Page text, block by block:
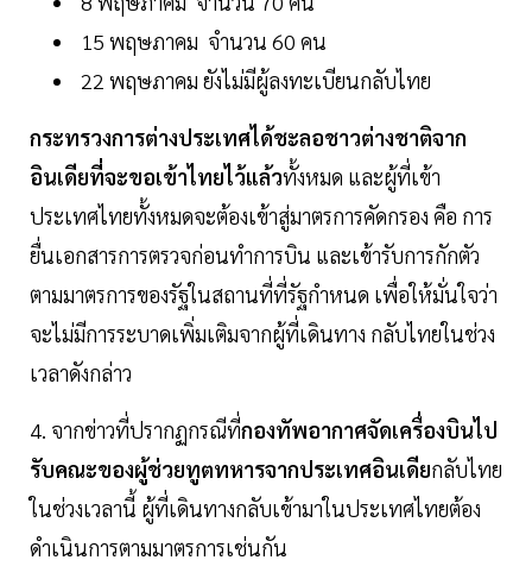
15 พฤษภาคม จำนวน 60 คน
22 พฤษภาคม ยังไม่มีผู้ลงทะเบียนกลับไทย
กระทรวงการต่างประเทศได้ชะลอชาวต่างชาติจาก
อินเดียที่จะขอเข้าไทยไว้แล้วทั้งหมด และผู้ที่เข้า
ประเทศไทยทั้งหมดจะต้องเข้าสู่มาตรการคัดกรอง คือ การ
ยื่นเอกสารการตรวจก่อนทำการบิน และเข้ารับการกักตัว
ตามมาตรการของรัฐในสถานที่ที่รัฐกำหนด เพื่อให้มั่นใจว่า
จะไม่มีการระบาดเพิ่มเติมจากผู้ที่เดินทาง กลับไทยในช่วง
เวลาดังกล่าว
4. จากข่าวที่ปรากฏกรณีที่กองทัพอากาศจัดเครื่องบินไป
รับคณะของผู้ช่วยทูตทหารจากประเทศอินเดียกลับไทย
ในช่วงเวลานี้ ผู้ที่เดินทางกลับเข้ามาในประเทศไทยต้อง
ดำเนินการตามมาตรการเช่นกัน